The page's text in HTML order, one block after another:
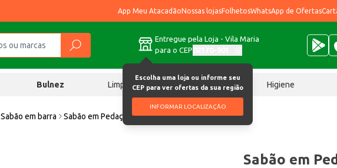
App Meu AtacadãoNossas lojasFolhetosWhatsApp de Ofertas
Entregue pela Loja - Vila Maria
para o CEP
Escolha uma loja ou informe seu
CEP para ver ofertas da sua região
INFORMAR LOCALIZAÇÃO
Bulnez Limpeza Chocolates Higiene
Sabão em barra Sabão em Pedaço Razzo Neutro 200g
Sabão em